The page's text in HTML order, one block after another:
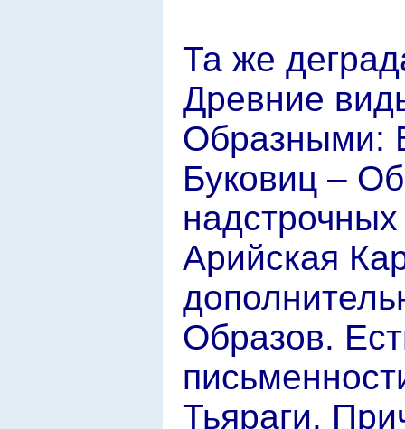
Та же
Древние
Образными:
Буковиц –
Арийская
Образов.
Тьяраги.